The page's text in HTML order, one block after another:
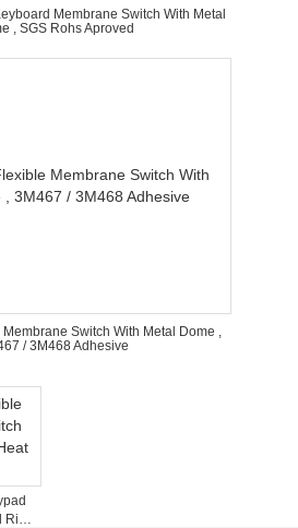
Membrane Switch With Metal
, SGS Rohs Aproved
Switch With Metal Dome ,
/ 3M468 Adhesive
Rich